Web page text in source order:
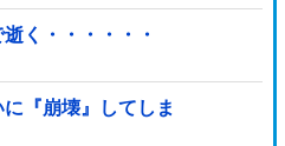
く・・・・・・
『崩壊』してしま